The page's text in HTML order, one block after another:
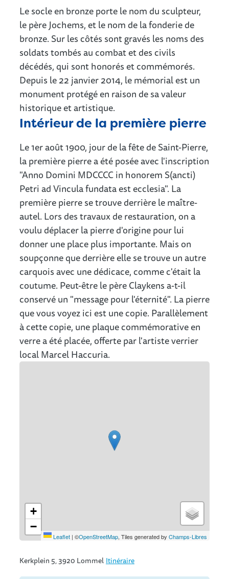
Le socle en bronze porte le nom du sculpteur,
le père Jochems, et le nom de la fonderie de
bronze. Sur les côtés sont gravés les noms des
soldats tombés au combat et des civils
décédés, qui sont honorés et commémorés.
Depuis le 22 janvier 2014, le mémorial est un
monument protégé en raison de sa valeur
historique et artistique.
Intérieur de la première pierre
Le 1er août 1900, jour de la fête de Saint-Pierre,
la première pierre a été posée avec l'inscription
"Anno Domini MDCCCC in honorem S(ancti)
Petri ad Vincula fundata est ecclesia". La
première pierre se trouve derrière le maître-
autel. Lors des travaux de restauration, on a
voulu déplacer la pierre d'origine pour lui
donner une place plus importante. Mais on
soupçonne que derrière elle se trouve un autre
carquois avec une dédicace, comme c'était la
coutume. Peut-être le père Claykens a-t-il
conservé un "message pour l'éternité". La pierre
que vous voyez ici est une copie. Parallèlement
à cette copie, une plaque commémorative en
verre a été placée, offerte par l'artiste verrier
local Marcel Haccuria.
Plan de rue
+
−
Leaflet | ©OpenStreetMap, Tiles generated by Champs-Libres
Kerkplein 5, 3920 Lommel Itinéraire